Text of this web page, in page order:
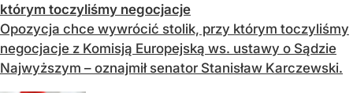
którym toczyliśmy negocjacje
Opozycja chce wywrócić stolik, przy którym toczyliśmy
negocjacje z Komisją Europejską ws. ustawy o Sądzie
Najwyższym – oznajmił senator Stanisław Karczewski.